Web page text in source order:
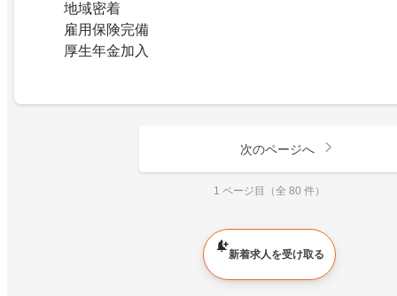
地域密着
雇用保険完備
厚生年金加入
次のページへ
1 ページ目（全 80 件）
新着求人を受け取る